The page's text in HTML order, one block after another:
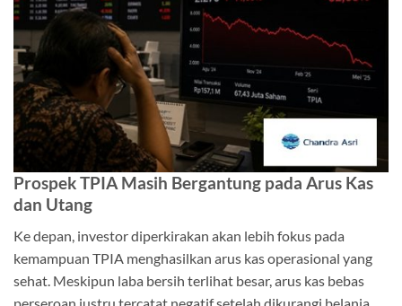
Prospek TPIA Masih Bergantung pada Arus Kas
dan Utang
Ke depan, investor diperkirakan akan lebih fokus pada
kemampuan TPIA menghasilkan arus kas operasional yang
sehat. Meskipun laba bersih terlihat besar, arus kas bebas
perseroan justru tercatat negatif setelah dikurangi belanja